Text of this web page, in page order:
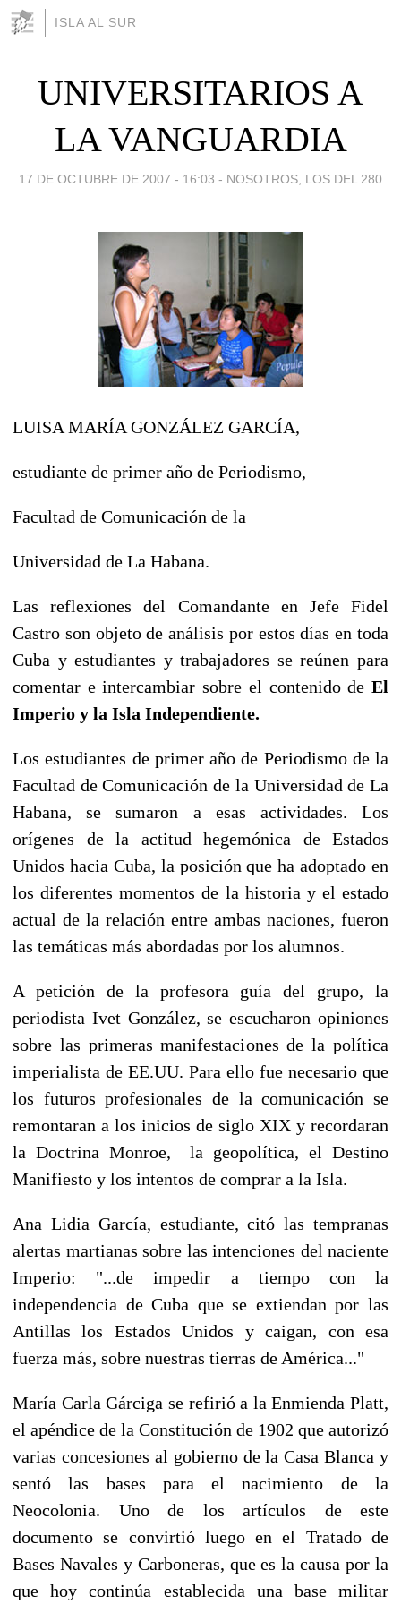
ISLA AL SUR
UNIVERSITARIOS A
LA VANGUARDIA
17 DE OCTUBRE DE 2007 - 16:03 - NOSOTROS, LOS DEL 280
LUISA MARÍA GONZÁLEZ GARCÍA,
estudiante de primer año de Periodismo,
Facultad de Comunicación de la
Universidad de La Habana.
Las reflexiones del Comandante en Jefe Fidel
Castro son objeto de análisis por estos días en toda
Cuba y estudiantes y trabajadores se reúnen para
comentar e intercambiar sobre el contenido de El
Imperio y la Isla Independiente.
Los estudiantes de primer año de Periodismo de la
Facultad de Comunicación de la Universidad de La
Habana, se sumaron a esas actividades. Los
orígenes de la actitud hegemónica de Estados
Unidos hacia Cuba, la posición que ha adoptado en
los diferentes momentos de la historia y el estado
actual de la relación entre ambas naciones, fueron
las temáticas más abordadas por los alumnos.
A petición de la profesora guía del grupo, la
periodista Ivet González, se escucharon opiniones
sobre las primeras manifestaciones de la política
imperialista de EE.UU. Para ello fue necesario que
los futuros profesionales de la comunicación se
remontaran a los inicios de siglo XIX y recordaran
la Doctrina Monroe, la geopolítica, el Destino
Manifiesto y los intentos de comprar a la Isla.
Ana Lidia García, estudiante, citó las tempranas
alertas martianas sobre las intenciones del naciente
Imperio: "...de impedir a tiempo con la
independencia de Cuba que se extiendan por las
Antillas los Estados Unidos y caigan, con esa
fuerza más, sobre nuestras tierras de América..."
María Carla Gárciga se refirió a la Enmienda Platt,
el apéndice de la Constitución de 1902 que autorizó
varias concesiones al gobierno de la Casa Blanca y
sentó las bases para el nacimiento de la
Neocolonia. Uno de los artículos de este
documento se convirtió luego en el Tratado de
Bases Navales y Carboneras, que es la causa por la
que hoy continúa establecida una base militar